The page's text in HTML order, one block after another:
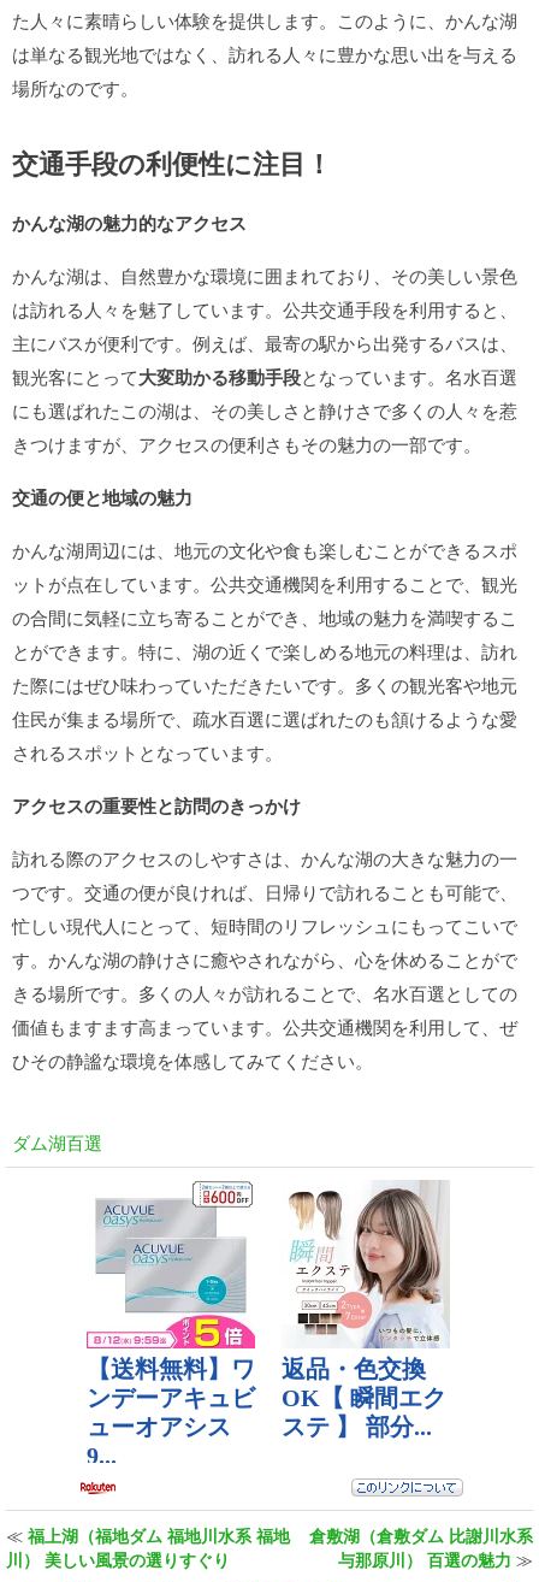
た人々に素晴らしい体験を提供します。このように、かんな湖
は単なる観光地ではなく、訪れる人々に豊かな思い出を与える
場所なのです。
交通手段の利便性に注目！
かんな湖の魅力的なアクセス
かんな湖は、自然豊かな環境に囲まれており、その美しい景色
は訪れる人々を魅了しています。公共交通手段を利用すると、
主にバスが便利です。例えば、最寄の駅から出発するバスは、
観光客にとって大変助かる移動手段となっています。名水百選
にも選ばれたこの湖は、その美しさと静けさで多くの人々を惹
きつけますが、アクセスの便利さもその魅力の一部です。
交通の便と地域の魅力
かんな湖周辺には、地元の文化や食も楽しむことができるスポ
ットが点在しています。公共交通機関を利用することで、観光
の合間に気軽に立ち寄ることができ、地域の魅力を満喫するこ
とができます。特に、湖の近くで楽しめる地元の料理は、訪れ
た際にはぜひ味わっていただきたいです。多くの観光客や地元
住民が集まる場所で、疏水百選に選ばれたのも頷けるような愛
されるスポットとなっています。
アクセスの重要性と訪問のきっかけ
訪れる際のアクセスのしやすさは、かんな湖の大きな魅力の一
つです。交通の便が良ければ、日帰りで訪れることも可能で、
忙しい現代人にとって、短時間のリフレッシュにもってこいで
す。かんな湖の静けさに癒やされながら、心を休めることがで
きる場所です。多くの人々が訪れることで、名水百選としての
価値もますます高まっています。公共交通機関を利用して、ぜ
ひその静謐な環境を体感してみてください。
ダム湖百選
≪ 福上湖（福地ダム 福地川水系 福地
川） 美しい風景の選りすぐり
倉敷湖（倉敷ダム 比謝川水系
与那原川） 百選の魅力 ≫